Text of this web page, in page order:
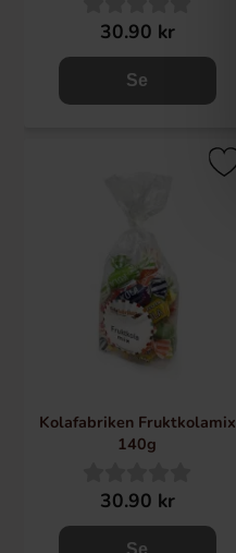
30.90 kr
Se
Kolafabriken Fruktkolamix
140g
30.90 kr
Se